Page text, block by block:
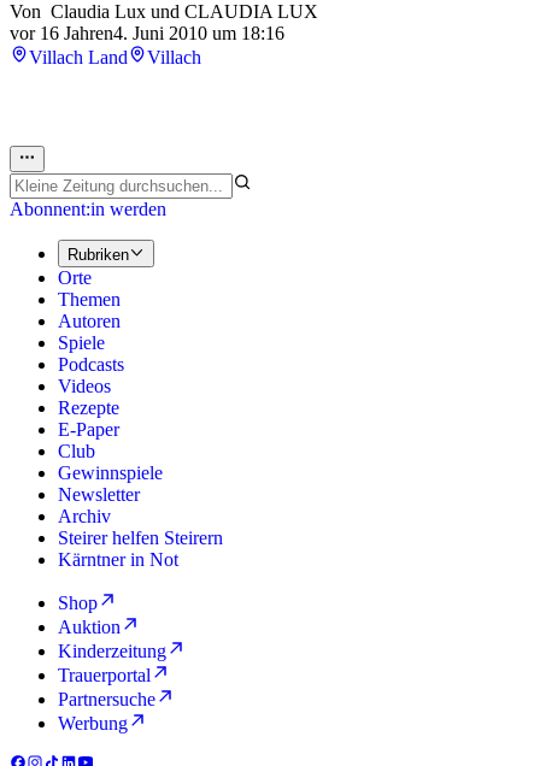
Von Claudia Lux und CLAUDIA LUX
vor 16 Jahren4. Juni 2010 um 18:16
Villach Land
Villach
Abonnent:in werden
Rubriken
Orte
Themen
Autoren
Spiele
Podcasts
Videos
Rezepte
E-Paper
Club
Gewinnspiele
Newsletter
Archiv
Steirer helfen Steirern
Kärntner in Not
Shop
Auktion
Kinderzeitung
Trauerportal
Partnersuche
Werbung